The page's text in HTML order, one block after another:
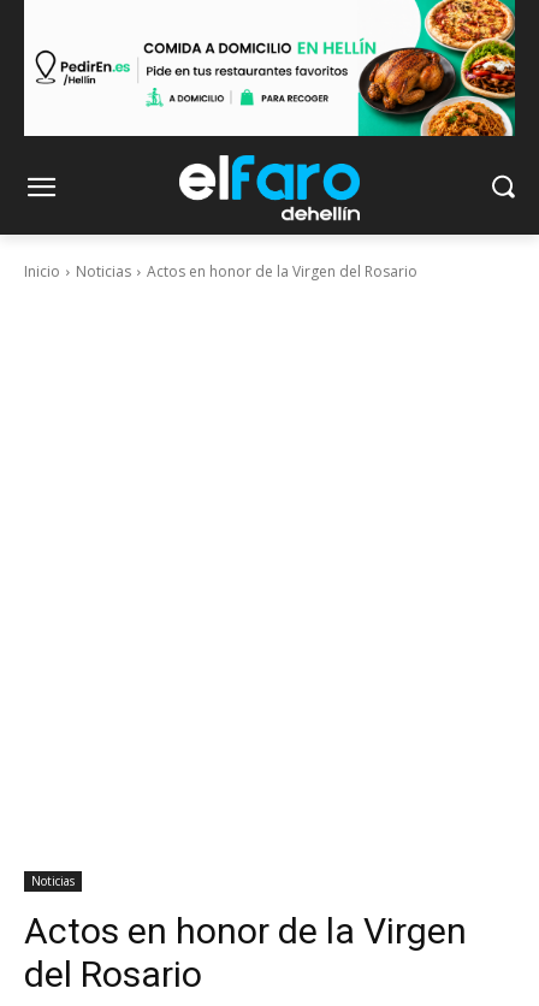
Inicio Noticias Actos en honor de la Virgen del Rosario
Noticias
Actos en honor de la Virgen
del Rosario